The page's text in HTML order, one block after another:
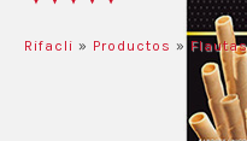
Rifacli » Productos » Flautas